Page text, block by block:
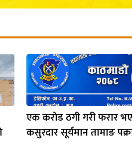
एक करोड ठगी गरी फरार
कसुरदार सूर्यमान तामाङ